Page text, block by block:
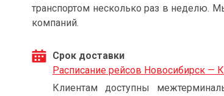
транспортом несколько раз в неделю.
компаний.
Срок доставки
Расписание рейсов Новосибирск —
Клиентам доступны